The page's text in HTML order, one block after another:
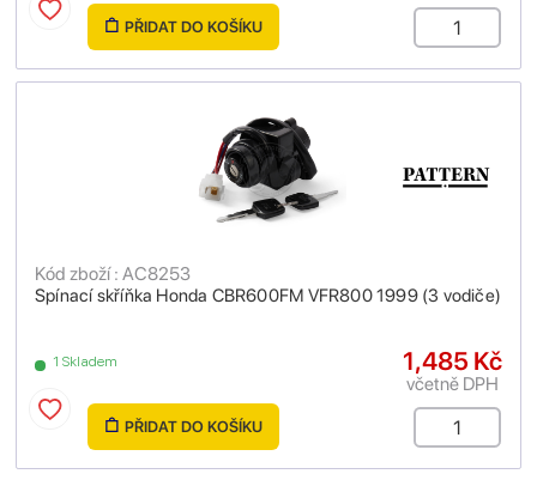
PŘIDAT DO KOŠÍKU
Spínací skříňka Honda CBR600FM VFR800 1999 (3 vodiče)
Kód zboží : AC8253
1 Skladem 1,485 Kč
včetně DPH
PŘIDAT DO KOŠÍKU